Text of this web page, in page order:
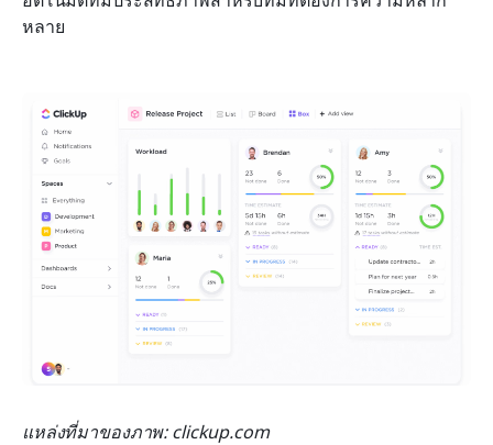
หลาย
แหล่งที่มาของภาพ: clickup.com